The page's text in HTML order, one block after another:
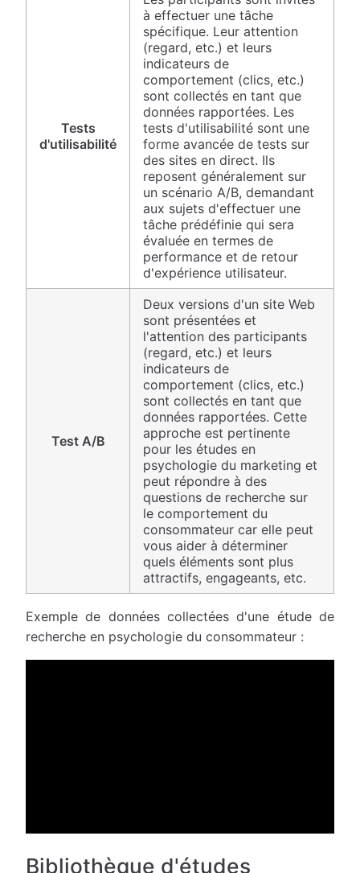
Tests
d'utilisabilité
à effectuer une tâche
spécifique. Leur attention
(regard, etc.) et leurs
indicateurs de
comportement (clics, etc.)
sont collectés en tant que
données rapportées. Les
tests d'utilisabilité sont une
forme avancée de tests sur
des sites en direct. Ils
reposent généralement sur
un scénario A/B, demandant
aux sujets d'effectuer une
tâche prédéfinie qui sera
évaluée en termes de
performance et de retour
d'expérience utilisateur.
Test A/B
Deux versions d'un site Web
sont présentées et
l'attention des participants
(regard, etc.) et leurs
indicateurs de
comportement (clics, etc.)
sont collectés en tant que
données rapportées. Cette
approche est pertinente
pour les études en
psychologie du marketing et
peut répondre à des
questions de recherche sur
le comportement du
consommateur car elle peut
vous aider à déterminer
quels éléments sont plus
attractifs, engageants, etc.
Exemple de données collectées d'une étude de
recherche en psychologie du consommateur :
Bibliothèque d'études